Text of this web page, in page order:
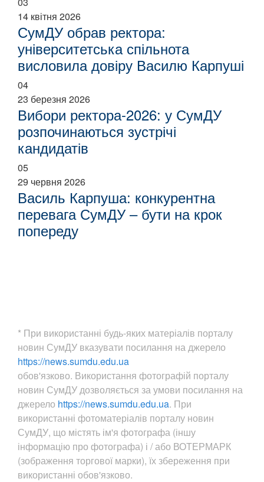
14 квітня 2026
СумДУ обрав ректора:
університетська спільнота
висловила довіру Василю Карпуші
04
23 березня 2026
Вибори ректора-2026: у СумДУ
розпочинаються зустрічі
кандидатів
05
29 червня 2026
Василь Карпуша: конкурентна
перевага СумДУ – бути на крок
попереду
* При використанні будь-яких матеріалів порталу
новин СумДУ вказувати посилання на джерело
https://news.sumdu.edu.ua
обов'язково. Використання фотографій порталу
новин СумДУ дозволяється за умови посилання на
джерело https://news.sumdu.edu.ua. При
використанні фотоматеріалів порталу новин
СумДУ, що містять ім'я фотографа (іншу
інформацію про фотографа) і / або ВОТЕРМАРК
(зображення торгової марки), їх збереження при
використанні обов'язково.